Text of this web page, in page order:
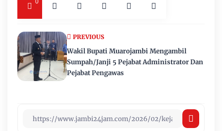
0
PREVIOUS
Wakil Bupati Muarojambi Mengambil
Sumpah/Janji 5 Pejabat Administrator Dan
Pejabat Pengawas